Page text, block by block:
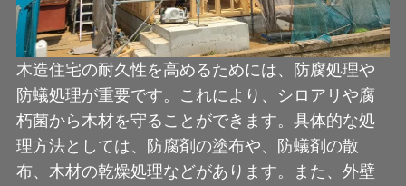
木造住宅の耐久性を高めるためには、防腐処理や
防蟻処理が重要です。これにより、シロアリや腐
朽菌から木材を守ることができます。具体的な処
理方法としては、防腐剤の塗布や、防蟻剤の散
布、木材の乾燥処理などがあります。また、外壁